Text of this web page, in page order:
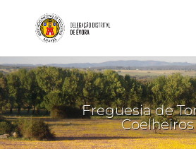
Freguesia de
Coelheiros